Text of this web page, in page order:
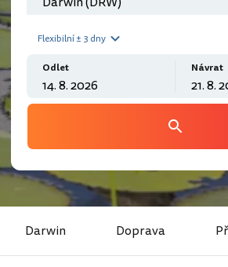
Flexibilní ± 3 dny
Odlet Návrat
Darwin Doprava